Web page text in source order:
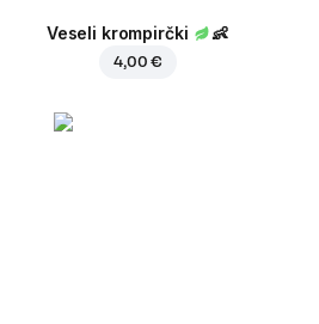
Veseli krompirčki 👶
4,00 €